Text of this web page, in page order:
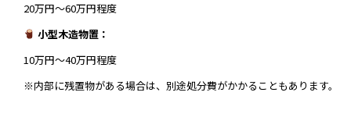
20万円〜60万円程度
小型木造物置：
10万円〜40万円程度
※内部に残置物がある場合は、別途処分費がかかることもあります。